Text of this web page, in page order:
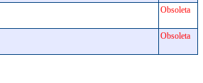
Obsoleta
Obsoleta